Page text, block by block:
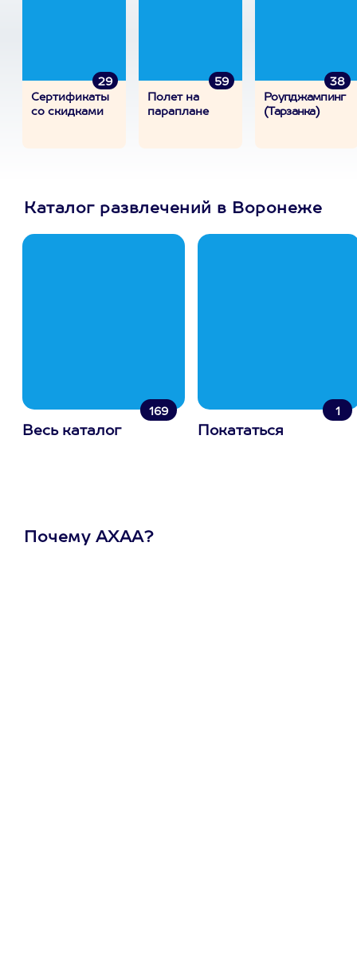
29
Сертификаты
со скидками
59
Полет на
параплане
38
Роупджампинг
(Тарзанка)
Каталог развлечений в Воронеже
169
Весь каталог
1
Покататься
Почему АХАА?